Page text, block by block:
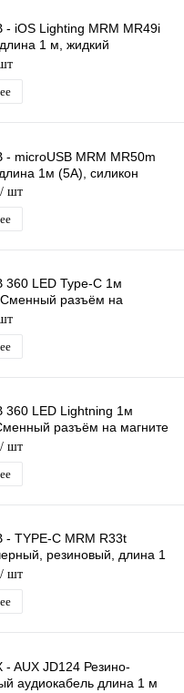
- iOS Lighting MRM MR49i
1 м, жидкий
кабель
- microUSB MRM MR50m
1м (5А), силикон
/ шт
360 LED Type-C 1м
разъём на
градусов светящийся -
360 LED Lightning 1м
разъём на магните
светящийся Бегущие
/ шт
- TYPE-C MRM R33t
резиновый, длина 1
/ шт
- AUX JD124 Резино-
аудиокабель длина 1 м